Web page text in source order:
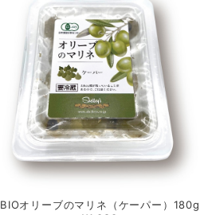
BIOオリーブのマリネ（ケーパー）180g